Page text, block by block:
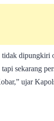
tidak dipungkiri
sekarang
ujar